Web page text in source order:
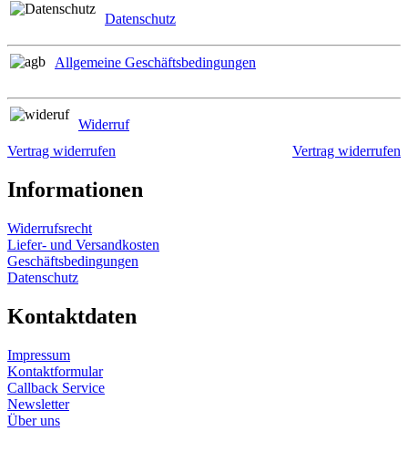
Datenschutz
Allgemeine Geschäftsbedingungen
Widerruf
Vertrag widerrufen
Vertrag widerrufen
Informationen
Widerrufsrecht
Liefer- und Versandkosten
Geschäftsbedingungen
Datenschutz
Kontaktdaten
Impressum
Kontaktformular
Callback Service
Newsletter
Über uns